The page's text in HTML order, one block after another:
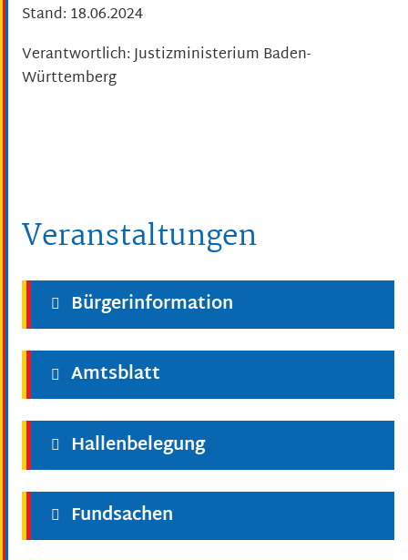
Stand: 18.06.2024
Verantwortlich: Justizministerium Baden-
Württemberg
Veranstaltungen
Bürgerinformation
Amtsblatt
Hallenbelegung
Fundsachen